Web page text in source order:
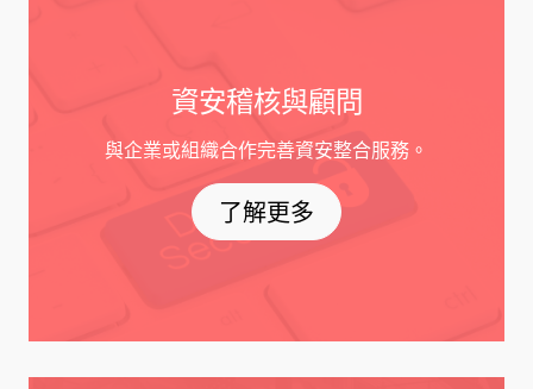
資安稽核與顧問
與企業或組織合作完善資安整合服務。
了解更多